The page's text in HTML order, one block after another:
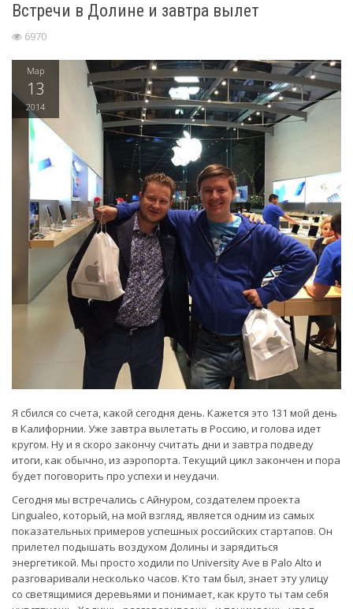
Встречи в Долине и завтра вылет
6970
Мар
13
2014
Я сбился со счета, какой сегодня день. Кажется это 131 мой день
в Калифорнии. Уже завтра вылетать в Россию, и голова идет
кругом. Ну и я скоро закончу считать дни и завтра подведу
итоги, как обычно, из аэропорта. Текущий цикл закончен и пора
будет поговорить про успехи и неудачи.
Сегодня мы встречались с Айнуром, создателем проекта
Lingualeo, который, на мой взгляд, является одним из самых
показательных примеров успешных российских стартапов. Он
прилетел подышать воздухом Долины и зарядиться
энергетикой. Мы просто ходили по University Ave в Palo Alto и
разговаривали несколько часов. Кто там был, знает эту улицу
со светящимися деревьями и понимает, как круто ты там себя